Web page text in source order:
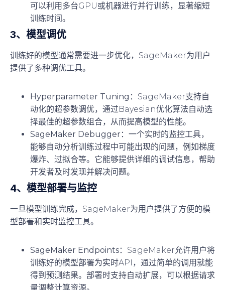
可以利用多台GPU或机器进行并行训练，显著缩短
训练时间。
3、 模型调优
训练好的模型通常需要进一步优化，SageMaker为用户
提供了多种调优工具。
Hyperparameter Tuning ：SageMaker支持自
动化的超参数调优，通过Bayesian优化算法自动选
择最佳的超参数组合，从而提高模型的性能。
SageMaker Debugger：一个实时的监控工具，
能够自动分析训练过程中可能出现的问题，例如梯度
爆炸、过拟合等。它能够提供详细的调试信息，帮助
开发者及时发现并解决问题。
4、 模型部署与监控
一旦模型训练完成，SageMaker为用户提供了方便的模
型部署和实时监控工具。
SageMaker Endpoints：SageMaker允许用户将
训练好的模型部署为实时API，通过简单的调用就能
得到预测结果。部署时支持自动扩展，可以根据请求
量调整计算资源。